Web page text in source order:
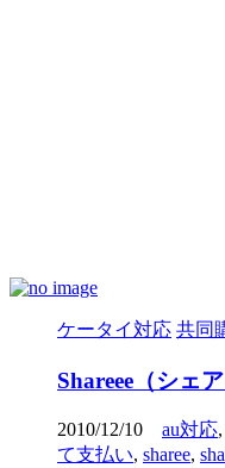
ケータイ対応 共同
Shareee（シェア
2010/12/10 au対応,
て支払い, sharee,